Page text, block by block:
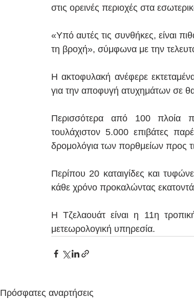
στις ορεινές περιοχές στα
«Υπό αυτές τις συνθήκες, είναι
τη βροχή», σύμφωνα με την
Η ακτοφυλακή ανέφερε
για την αποφυγή ατυχημάτων σε
Περισσότερα από 100 πλοία
τουλάχιστον 5.000 επιβάτες
δρομολόγια των πορθμείων προς
Περίπου 20 καταιγίδες και
κάθε χρόνο προκαλώντας
Η Τζελαουάτ είναι η 11η
μετεωρολογική υπηρεσία.
Πρόσφατες αναρτήσεις